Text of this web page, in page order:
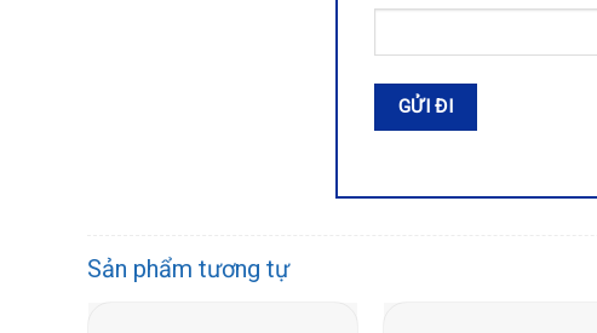
Sản phẩm tương tự